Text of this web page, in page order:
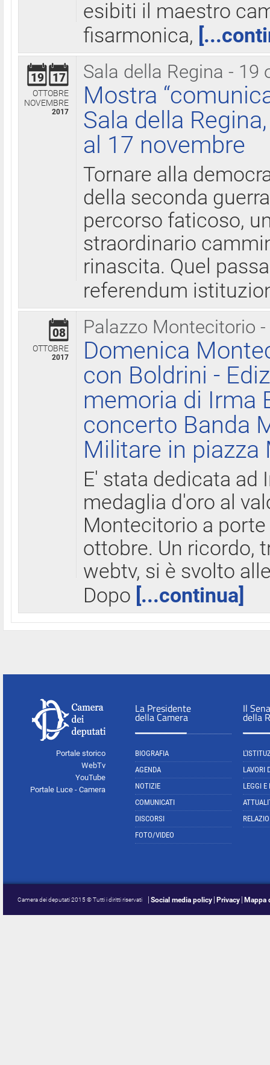
esibiti il maestro
fisarmonica,
Sala della Regina - 19
19 17
OTTOBRE
NOVEMBRE
2017
Mostra
Sala della
al 17 novembre
Tornare alla
della seconda
percorso faticoso,
straordinario
rinascita. Quel
referendum
Palazzo Montecitorio
08
OTTOBRE
2017
Domenica
con Boldrini -
memoria di Irma
concerto Banda
Militare in
E' stata dedicata ad
medaglia d'oro al
Montecitorio a
ottobre. Un ricordo,
webtv, si è svolto
Dopo [...continua]
Portale storico
WebTv
YouTube
Portale Luce - Camera
La Presidente
della Camera
BIOGRAFIA
AGENDA
NOTIZIE
COMUNICATI
DISCORSI
FOTO/VIDEO
Il
della
LAVORI
LEGGI E
Camera dei deputati 2015 © Tutti i diritti riservati Social media policy Privacy Mappa